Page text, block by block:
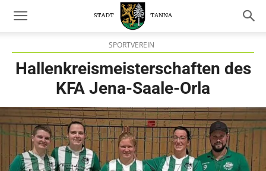
20. Januar 2026
SPORTVEREIN
Hallenkreismeisterschaften des
KFA Jena-Saale-Orla